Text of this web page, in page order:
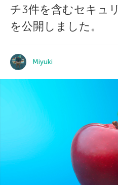
チ3件を含むセキュ
を公開しました。
Miyuki